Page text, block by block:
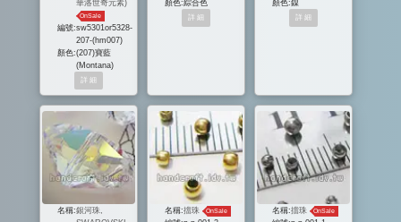
華洛世奇元素)
OnSale
編號:sw5301or5328-
207-(hm007)
顏色:(207)寶藍
(Montana)
顏色:綜合色 顏色:鎳
名稱:銀河珠,
名稱:擋珠 OnSale 名稱:擋珠 OnSale